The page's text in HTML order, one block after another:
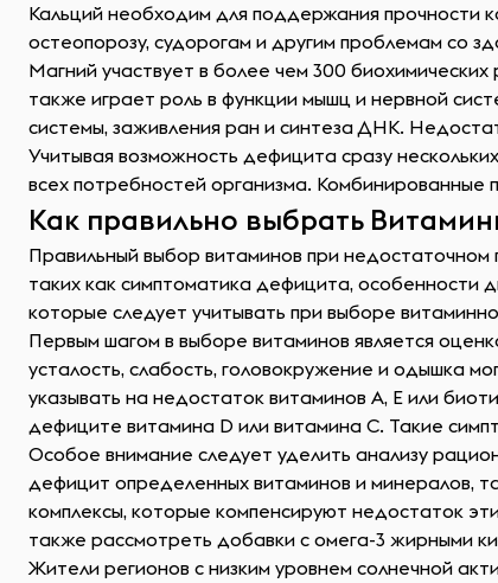
Кальций необходим для поддержания прочности
остеопорозу, судорогам и другим проблемам со
Магний участвует в более чем 300
также играет роль в функции мышц и нервной
системы, заживления ран и синтеза ДНК.
Учитывая возможность дефицита сразу
всех потребностей организма.
Как правильно выбрать
Правильный выбор витаминов при
таких как симптоматика дефицита, особенности
которые следует учитывать при выборе
Первым шагом в выборе витаминов является
усталость, слабость, головокружение и одышка
указывать на недостаток витаминов A, E или
дефиците витамина D или витамина C. Такие
Особое внимание следует уделить анализу
дефицит определенных витаминов и минералов,
комплексы, которые компенсируют недостаток
также рассмотреть добавки с омега-3 жирными
Жители регионов с низким уровнем солнечной